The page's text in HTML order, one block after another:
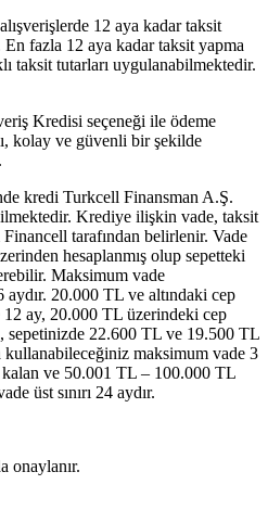
12 aya kadar taksit
fazla 12 aya kadar taksit yapma
taksit tutarları uygulanabilmektedir.
Kredisi seçeneği ile ödeme
kolay ve güvenli bir şekilde
kredi Turkcell Finansman A.Ş.
Krediye ilişkin vade, taksit
tarafından belirlenir. Vade
hesaplanmış olup sepetteki
Maksimum vade
20.000 TL ve altındaki cep
12 ay, 20.000 TL üzerindeki cep
sepetinizde 22.600 TL ve 19.500 TL
kullanabileceğiniz maksimum vade 3
ve 50.001 TL – 100.000 TL
üst sınırı 24 aydır.
onaylanır.